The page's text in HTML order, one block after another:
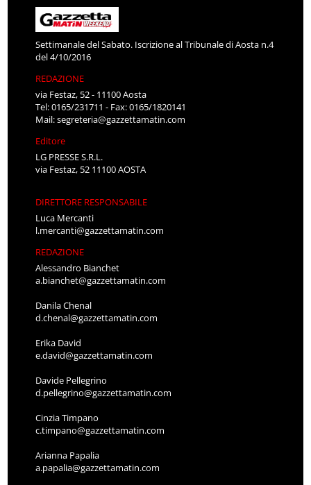
Settimanale del Sabato. Iscrizione al Tribunale di Aosta n.4
del 4/10/2016
REDAZIONE
via Festaz, 52 - 11100 Aosta
Tel: 0165/231711 - Fax: 0165/1820141
Mail:segreteria@gazzettamatin.com
Editore
LG PRESSE S.R.L.
via Festaz, 52 11100 AOSTA
DIRETTORE RESPONSABILE
Luca Mercanti
l.mercanti@gazzettamatin.com
REDAZIONE
Alessandro Bianchet
a.bianchet@gazzettamatin.com
Danila Chenal
d.chenal@gazzettamatin.com
Erika David
e.david@gazzettamatin.com
Davide Pellegrino
d.pellegrino@gazzettamatin.com
Cinzia Timpano
c.timpano@gazzettamatin.com
Arianna Papalia
a.papalia@gazzettamatin.com